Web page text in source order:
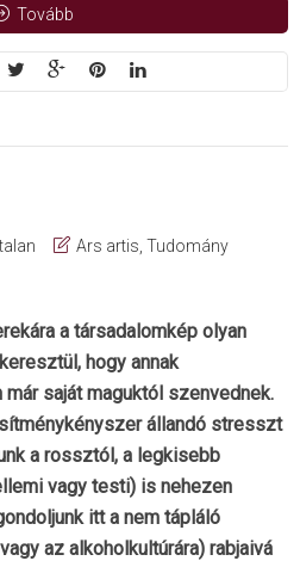
Tovább
Ars artis, Tudomány
a társadalomkép olyan
hogy annak
saját maguktól szenvednek.
állandó stresszt
a rossztól, a legkisebb
vagy testi) is nehezen
itt a nem tápláló
az alkoholkultúrára) rabjaivá